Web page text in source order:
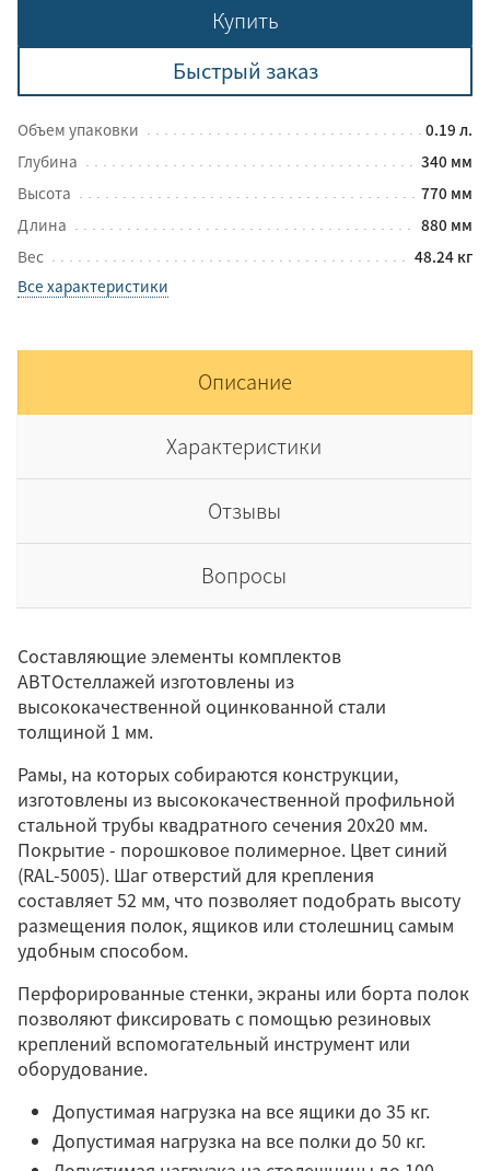
Купить
Быстрый заказ
Объем упаковки
0.19 л.
Глубина
340 мм
Высота
770 мм
Длина
880 мм
Вес
48.24 кг
Все характеристики
Описание
Характеристики
Отзывы
Вопросы
Составляющие элементы комплектов
АВТОстеллажей изготовлены из
высококачественной оцинкованной стали
толщиной 1 мм.
Рамы, на которых собираются конструкции,
изготовлены из высококачественной профильной
стальной трубы квадратного сечения 20х20 мм.
Покрытие - порошковое полимерное. Цвет синий
(RAL-5005). Шаг отверстий для крепления
составляет 52 мм, что позволяет подобрать высоту
размещения полок, ящиков или столешниц самым
удобным способом.
Перфорированные стенки, экраны или борта полок
позволяют фиксировать с помощью резиновых
креплений вспомогательный инструмент или
оборудование.
Допустимая нагрузка на все ящики до 35 кг.
Допустимая нагрузка на все полки до 50 кг.